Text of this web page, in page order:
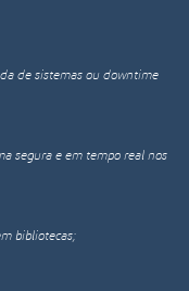
de sistemas ou downtime
segura e em tempo real nos
bibliotecas;